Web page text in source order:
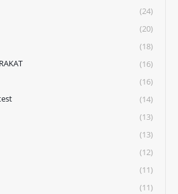
(24)
(20)
(18)
(16)
(16)
(14)
(13)
(13)
(12)
(11)
(11)